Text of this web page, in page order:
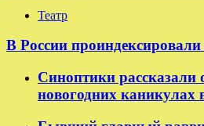
Театр
В России проиндексировали
Синоптики рассказали
новогодних каникулах